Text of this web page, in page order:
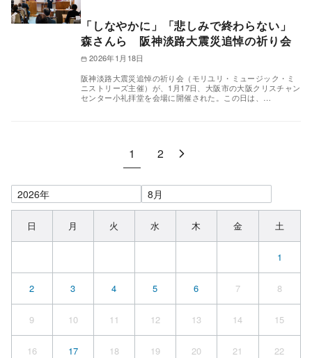
「しなやかに」「悲しみで終わらない」
森さんら 阪神淡路大震災追悼の祈り会
2026年1月18日
阪神淡路大震災追悼の祈り会（モリユリ・ミュージック・ミ
ニストリーズ主催）が、1月17日、大阪市の大阪クリスチャン
センター小礼拝堂を会場に開催された。この日は、…
1 2
日 月 火 水 木 金 土
1
2 3 4 5 6 7 8
9 10 11 12 13 14 15
16 17 18 19 20 21 22